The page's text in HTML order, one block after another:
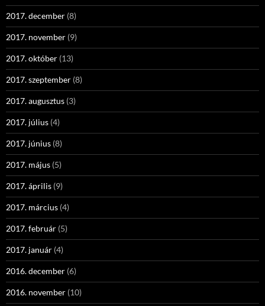
2017. december (8)
2017. november (9)
2017. október (13)
2017. szeptember (8)
2017. augusztus (3)
2017. július (4)
2017. június (8)
2017. május (5)
2017. április (9)
2017. március (4)
2017. február (5)
2017. január (4)
2016. december (6)
2016. november (10)